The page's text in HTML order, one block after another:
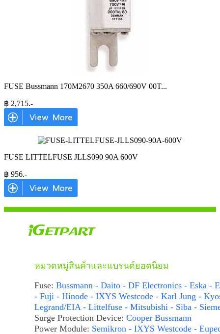
FUSE Bussmann 170M2670 350A 660/690V 00T...
฿ 2,715.-
FUSE LITTELFUSE JLLS090 90A 600V
฿ 956.-
หมวดหมู่สินค้าและแบรนด์ยอดนิยม
Fuse: Bussmann - Daito - DF Electronics - Eska -
- Fuji - Hinode - IXYS Westcode - Karl Jung -
Legrand/EIA - Littelfuse - Mitsubishi - Siba -
Surge Protection Device: Cooper Bussmann
Power Module: Semikron - IXYS Westcode -